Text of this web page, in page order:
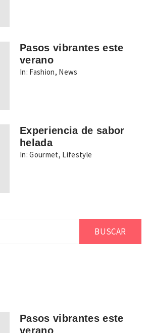
Pasos vibrantes este
verano
In: Fashion, News
Experiencia de sabor
helada
In: Gourmet, Lifestyle
Pasos vibrantes este
verano